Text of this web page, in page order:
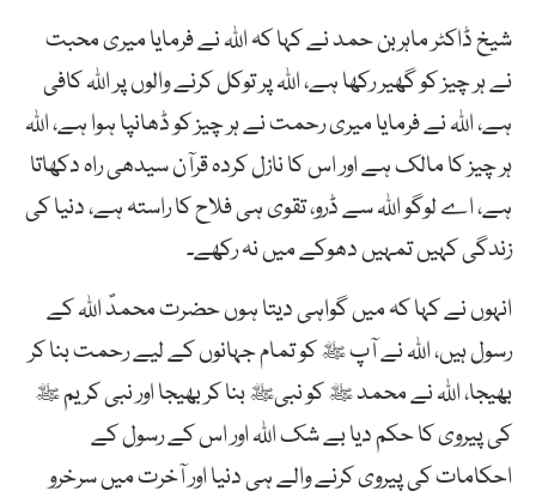
شیخ ڈاکٹر ماہربن حمد نے کہا کہ اللہ نے فرمایا میری محبت
نے ہر چیز کو گھیر رکھا ہے، اللہ پر توکل کرنے والوں پر اللہ کافی
ہے، اللہ نے فرمایا میری رحمت نے ہر چیز کو ڈھانپا ہوا ہے، اللہ
ہر چیز کا مالک ہے اور اس کا نازل کردہ قرآن سیدھی راہ دکھاتا
ہے، اے لوگو اللہ سے ڈرو، تقوی ہی فلاح کا راستہ ہے، دنیا کی
زندگی کہیں تمہیں دھوکے میں نہ رکھے۔
انہوں نے کہا کہ میں گواہی دیتا ہوں حضرت محمدؐ اللہ کے
رسول ہیں، اللہ نے آپ ﷺ کو تمام جہانوں کے لیے رحمت بنا کر
بھیجا، اللہ نے محمد ﷺ کو نبیﷺ بنا کر بھیجا اور نبی کریم ﷺ
کی پیروی کا حکم دیا بے شک اللہ اور اس کے رسول کے
احکامات کی پیروی کرنے والے ہی دنیا اور آخرت میں سرخرو